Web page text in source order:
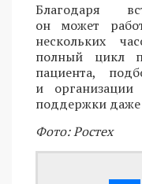
Благодаря
он может
нескольких
полный цикл
пациента,
и организации
поддержки
Фото: Ростех